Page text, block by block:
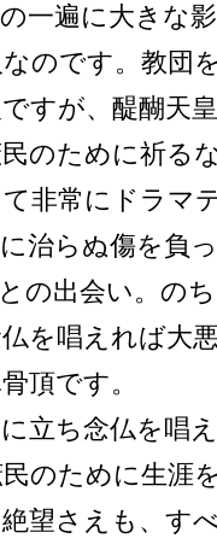
一遍に大きな
のです。教団
すが、醍醐天
のために祈る
非常にドラマ
治らぬ傷を負
の出会い。の
を唱えれば大
頂です。
立ち念仏を唱
のために生涯
望さえも、す